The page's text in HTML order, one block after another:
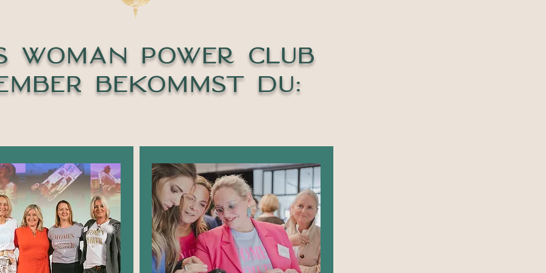
Woman power Club
BEKOMMST DU: